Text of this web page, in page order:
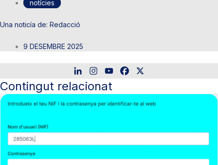
notícies
Redacció
9 DESEMBRE 2025
Contingut relacionat